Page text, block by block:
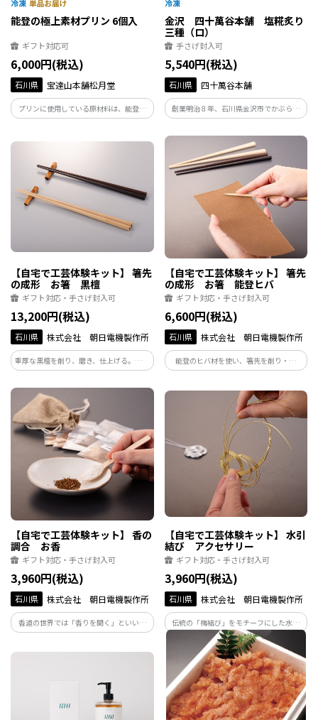
能登の極上素材プリン 6個入
ギフト対応可
6,000円(税込)
石川県 宝達山本舗松月堂
プリンに使用している原材料は、能登産
大豆を使用し醸造した醤油、ハーブで育
が付属します。
金沢 四十萬谷本舗 塩糀炙り
三種（ロ）
手さげ封入可
5,540円(税込)
石川県 四十萬谷本舗
創業明治８年、石川県金沢市でかぶら寿
しをはじめとする各種発酵食品をお届け
しております「四十萬谷本舗」が、これ
まで糀と向き合ってきた知恵を活かして
つくりました。
【自宅で工芸体験キット】 箸先
の成形 お箸 黒檀
ギフト対応・手さげ封入可
13,200円(税込)
石川県 株式会社 朝日電機製作所
重厚な黒檀を削り、磨き、仕上げる。本格
的な箸づくり体験。滑らかな質感と艶や
かな黒が美しく、毎日の食卓を特別にし
てくれます。職人の技と美意識を感じる上
質な一本に。
【自宅で工芸体験キット】 箸先
の成形 お箸 能登ヒバ
ギフト対応・手さげ封入可
6,600円(税込)
石川県 株式会社 朝日電機製作所
能登のヒバ材を使い、箸先を削り・磨
き・仕上げる体験です。木の香りとともに
自ら仕上げることで、食への感謝を再認
識できます。
【自宅で工芸体験キット】 香の
調合 お香
ギフト対応・手さげ封入可
3,960円(税込)
石川県 株式会社 朝日電機製作所
香道の世界では「香りを聞く」といいま
す。5種の香材を好みの配合で調合。香袋
【自宅で工芸体験キット】 水引
結び アクセサリー
ギフト対応・手さげ封入可
3,960円(税込)
石川県 株式会社 朝日電機製作所
伝統の「梅結び」をモチーフにした水引
アクセサリーづくり。金属のような質感
の特別素材を使い、初心者でも美しく仕
上がります。結ぶ時間が、心を穏やかに整
える体験です。